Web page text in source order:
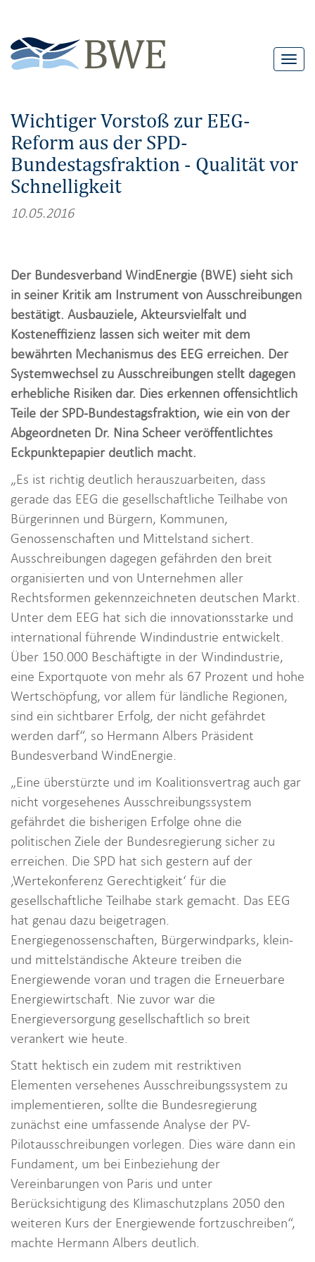
T
e
a
t
n
Wichtiger Vorstoß zur EEG-
Reform aus der SPD-
Bundestagsfraktion - Qualität vor
Schnelligkeit
10.05.2016
Der Bundesverband WindEnergie (BWE) sieht sich
in seiner Kritik am Instrument von Ausschreibungen
bestätigt. Ausbauziele, Akteursvielfalt und
Kosteneffizienz lassen sich weiter mit dem
bewährten Mechanismus des EEG erreichen. Der
Systemwechsel zu Ausschreibungen stellt dagegen
erhebliche Risiken dar. Dies erkennen offensichtlich
Teile der SPD-Bundestagsfraktion, wie ein von der
Abgeordneten Dr. Nina Scheer veröffentlichtes
Eckpunktepapier deutlich macht.
„Es ist richtig deutlich herauszuarbeiten, dass
gerade das EEG die gesellschaftliche Teilhabe von
Bürgerinnen und Bürgern, Kommunen,
Genossenschaften und Mittelstand sichert.
Ausschreibungen dagegen gefährden den breit
organisierten und von Unternehmen aller
Rechtsformen gekennzeichneten deutschen Markt.
Unter dem EEG hat sich die innovationsstarke und
international führende Windindustrie entwickelt.
Über 150.000 Beschäftigte in der Windindustrie,
eine Exportquote von mehr als 67 Prozent und hohe
Wertschöpfung, vor allem für ländliche Regionen,
sind ein sichtbarer Erfolg, der nicht gefährdet
werden darf“, so Hermann Albers Präsident
Bundesverband WindEnergie.
„Eine überstürzte und im Koalitionsvertrag auch gar
nicht vorgesehenes Ausschreibungssystem
gefährdet die bisherigen Erfolge ohne die
politischen Ziele der Bundesregierung sicher zu
erreichen. Die SPD hat sich gestern auf der
‚Wertekonferenz Gerechtigkeit‘ für die
gesellschaftliche Teilhabe stark gemacht. Das EEG
hat genau dazu beigetragen.
Energiegenossenschaften, Bürgerwindparks, klein-
und mittelständische Akteure treiben die
Energiewende voran und tragen die Erneuerbare
Energiewirtschaft. Nie zuvor war die
Energieversorgung gesellschaftlich so breit
verankert wie heute.
Statt hektisch ein zudem mit restriktiven
Elementen versehenes Ausschreibungssystem zu
implementieren, sollte die Bundesregierung
zunächst eine umfassende Analyse der PV-
Pilotausschreibungen vorlegen. Dies wäre dann ein
Fundament, um bei Einbeziehung der
Vereinbarungen von Paris und unter
Berücksichtigung des Klimaschutzplans 2050 den
weiteren Kurs der Energiewende fortzuschreiben“,
machte Hermann Albers deutlich.